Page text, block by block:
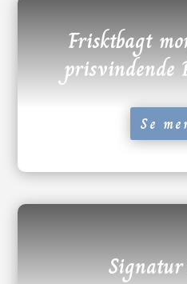
Frisktbagt
prisvindende
Se